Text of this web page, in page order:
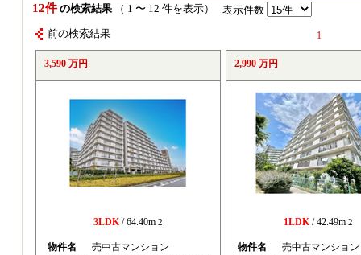
12件 の検索結果 （ 1 〜 12 件を表示） 表示件数
前の検索結果 1
3,590 万円
3LDK/ 64.40m 2
物件名
売中古マンション
2,990 万円
1LDK/ 42.49m 2
物件名 売中古マンション